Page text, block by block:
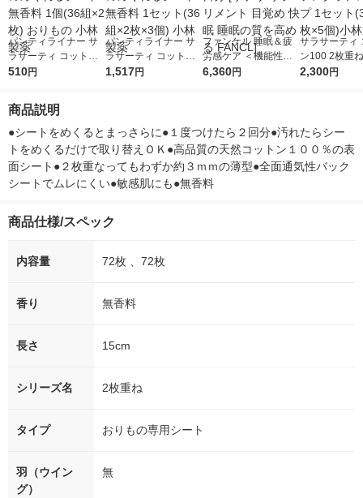
パンティライナー サ
ラサーティ コットン1
00 2枚重ねのめくれる
製薬
510円
パンティライナー サ
ラサーティ コットン1
00 2枚重ねのめくれる
1,517円
ファンケル 睡眠＆疲
労感ケア ＜機能性表
示食品＞ 60日分 [サプ
6,360円
サラサーティ
ン100 2枚重
れるシート フ
2,300円
商品説明
●シートをめくるとまっさらに●１度つけたら２回分●汚れたらシー
トをめくるだけで取り替えＯＫ●高品質の天然コットン１００％の表
面シート●２枚重なってもわずか約３ｍｍの薄型●全面通気性バック
シートでムレにくい●敏感肌にも●無香料
商品仕様/スペック
内容量 72枚 、72枚
香り 無香料
長さ 15cm
シリーズ名 2枚重ね
タイプ おりもの専用シート
羽（ウイン
グ）
無